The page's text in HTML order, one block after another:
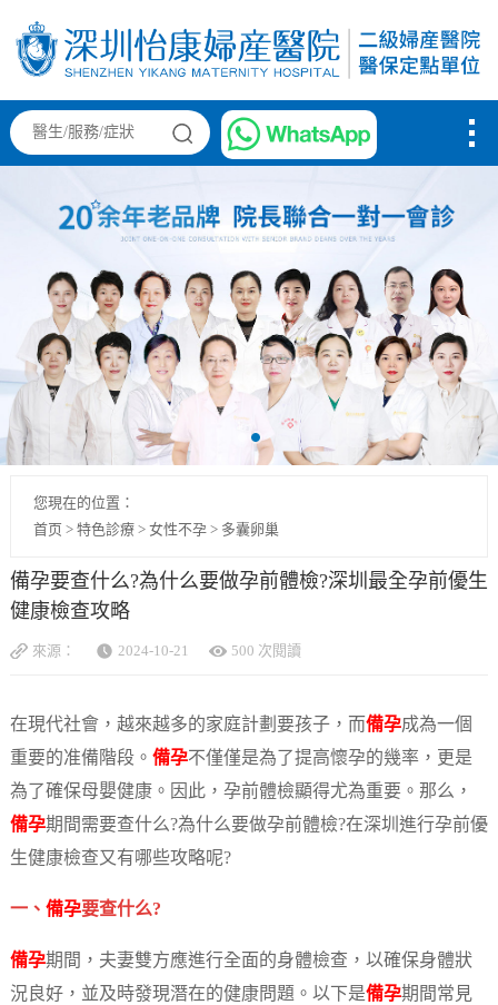
您現在的位置：
首页 > 特色診療> 女性不孕> 多囊卵巢
備孕要查什么?為什么要做孕前體檢?深圳最全孕前優生
健康檢查攻略
來源： 2024-10-21 500 次閱讀
在現代社會，越來越多的家庭計劃要孩子，而備孕成為一個
重要的准備階段。 備孕不僅僅是為了提高懷孕的幾率，更是
為了確保母嬰健康。因此，孕前體檢顯得尤為重要。那么，
備孕期間需要查什么?為什么要做孕前體檢?在深圳進行孕前優
生健康檢查又有哪些攻略呢?
一、 備孕要查什么?
備孕期間，夫妻雙方應進行全面的身體檢查，以確保身體狀
況良好，並及時發現潛在的健康問題。以下是備孕期間常見